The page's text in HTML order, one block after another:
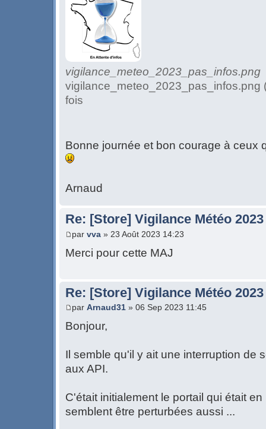
vigilance_meteo_2023_pas_infos.png
vigilance_meteo_2023_pas_infos.png
fois
Bonne journée et bon courage à ceux
Arnaud
Re: [Store] Vigilance Météo 2023
par vva » 23 Août 2023 14:23
Merci pour cette MAJ
Re: [Store] Vigilance Météo
par Arnaud31 » 06 Sep 2023 11:45
Bonjour,
Il semble qu'il y ait une interruption de
aux API.
C'était initialement le portail qui était
semblent être perturbées aussi ...